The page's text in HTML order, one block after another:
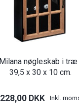
Milana nøgleskab i træ
39,5 x 30 x 10 cm.
228,00 DKK Inkl.